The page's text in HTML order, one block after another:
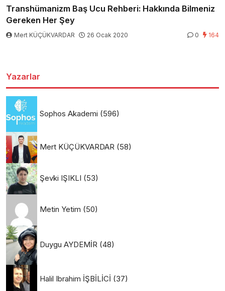
Transhümanizm Baş Ucu Rehberi: Hakkında Bilmeniz
Gereken Her Şey
Mert KÜÇÜKVARDAR 26 Ocak 2020 0 164
Yazarlar
Sophos Akademi (596)
Mert KÜÇÜKVARDAR (58)
Şevki IŞIKLI (53)
Metin Yetim (50)
Duygu AYDEMİR (48)
Halil Ibrahim İŞBİLİCİ (37)